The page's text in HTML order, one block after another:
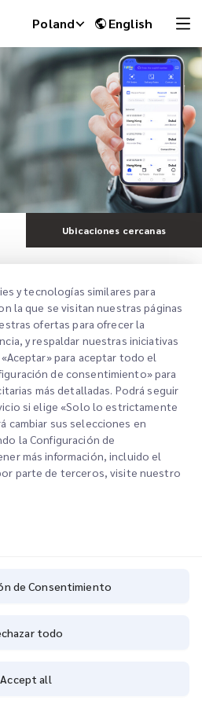
Poland English
Ubicaciones cercanas
UNA UBICACIÓN
y tecnologías similares para
la que se visitan nuestras páginas
ofertas para ofrecer la
y respaldar nuestras iniciativas
para aceptar todo el
de consentimiento» para
más detalladas. Podrá seguir
si elige «Solo lo estrictamente
cambiar sus selecciones en
la Configuración de
más información, incluido el
parte de terceros, visite nuestro
de Consentimiento
todo
Accept all